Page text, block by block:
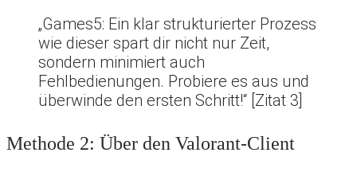
„Games5: Ein klar strukturierter Prozess
wie dieser spart dir nicht nur Zeit,
sondern minimiert auch
Fehlbedienungen. Probiere es aus und
überwinde den ersten Schritt!“ [Zitat 3]
Methode 2: Über den Valorant-Client